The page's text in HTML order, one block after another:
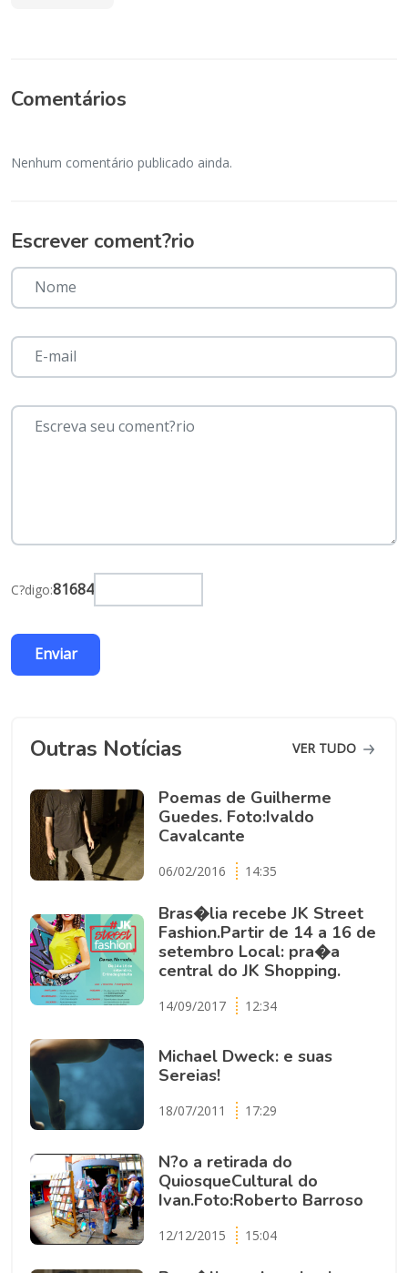
Comentários
Nenhum comentário publicado ainda.
Escrever coment?rio
C?digo:81684
Outras Notícias VER TUDO
Poemas de Guilherme
Guedes. Foto:Ivaldo
Cavalcante
06/02/2016 14:35
Bras�lia recebe JK Street
Fashion.Partir de 14 a 16 de
setembro Local: pra�a
central do JK Shopping.
14/09/2017 12:34
Michael Dweck: e suas
Sereias!
18/07/2011 17:29
N?o a retirada do
QuiosqueCultural do
Ivan.Foto:Roberto Barroso
12/12/2015 15:04